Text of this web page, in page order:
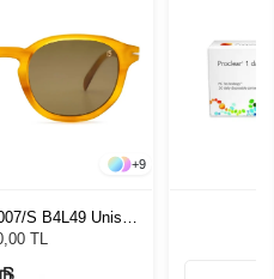
+9
S B4L49 Unisex
TL